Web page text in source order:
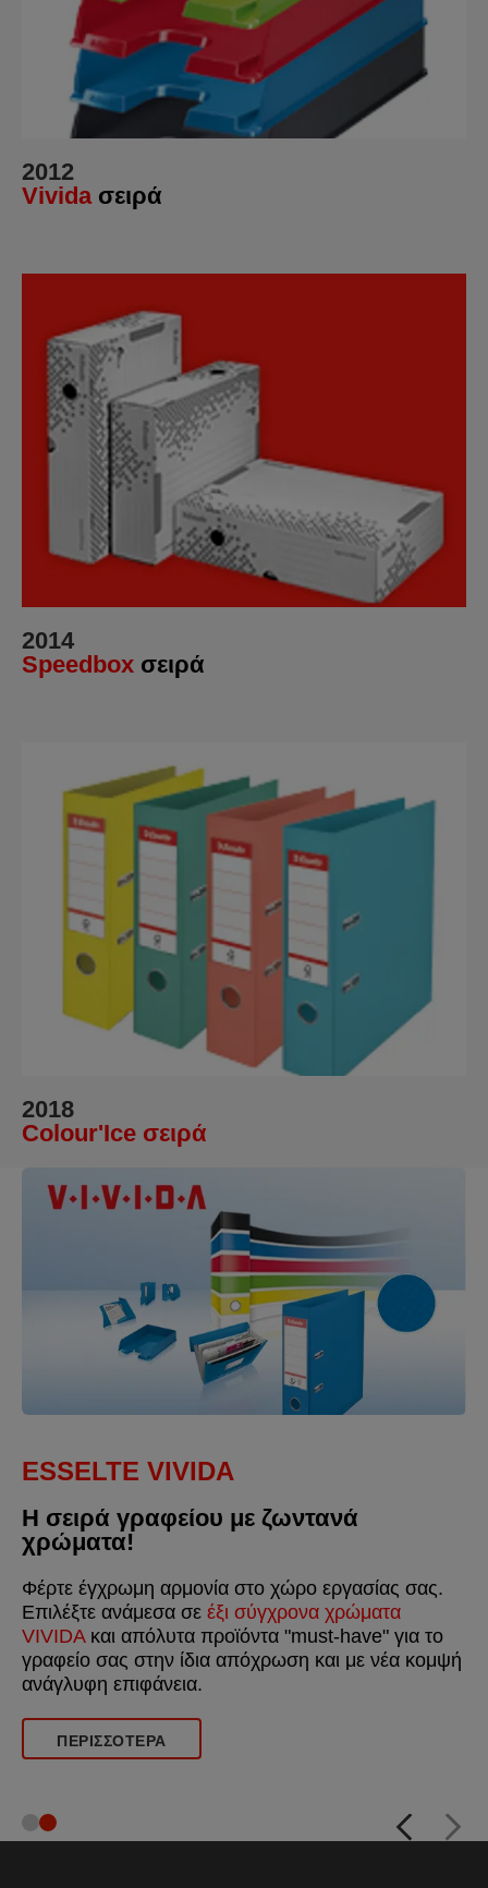
2012
Vividaσειρά
2014
Speedbox σειρά
2018
Colour'Ice σειρά
ESSELTE VIVIDA
Η σειρά γραφείου με ζωντανά
χρώματα!
Φέρτε έγχρωμη αρμονία στο χώρο εργασίας σας.
Επιλέξτε ανάμεσα σε έξι σύγχρονα χρώματα
VIVIDAκαι απόλυτα προϊόντα "must-have" για το
γραφείο σας στην ίδια απόχρωση και με νέα κομψή
ανάγλυφη επιφάνεια.
ΠΕΡΙΣΣΌΤΕΡΑ